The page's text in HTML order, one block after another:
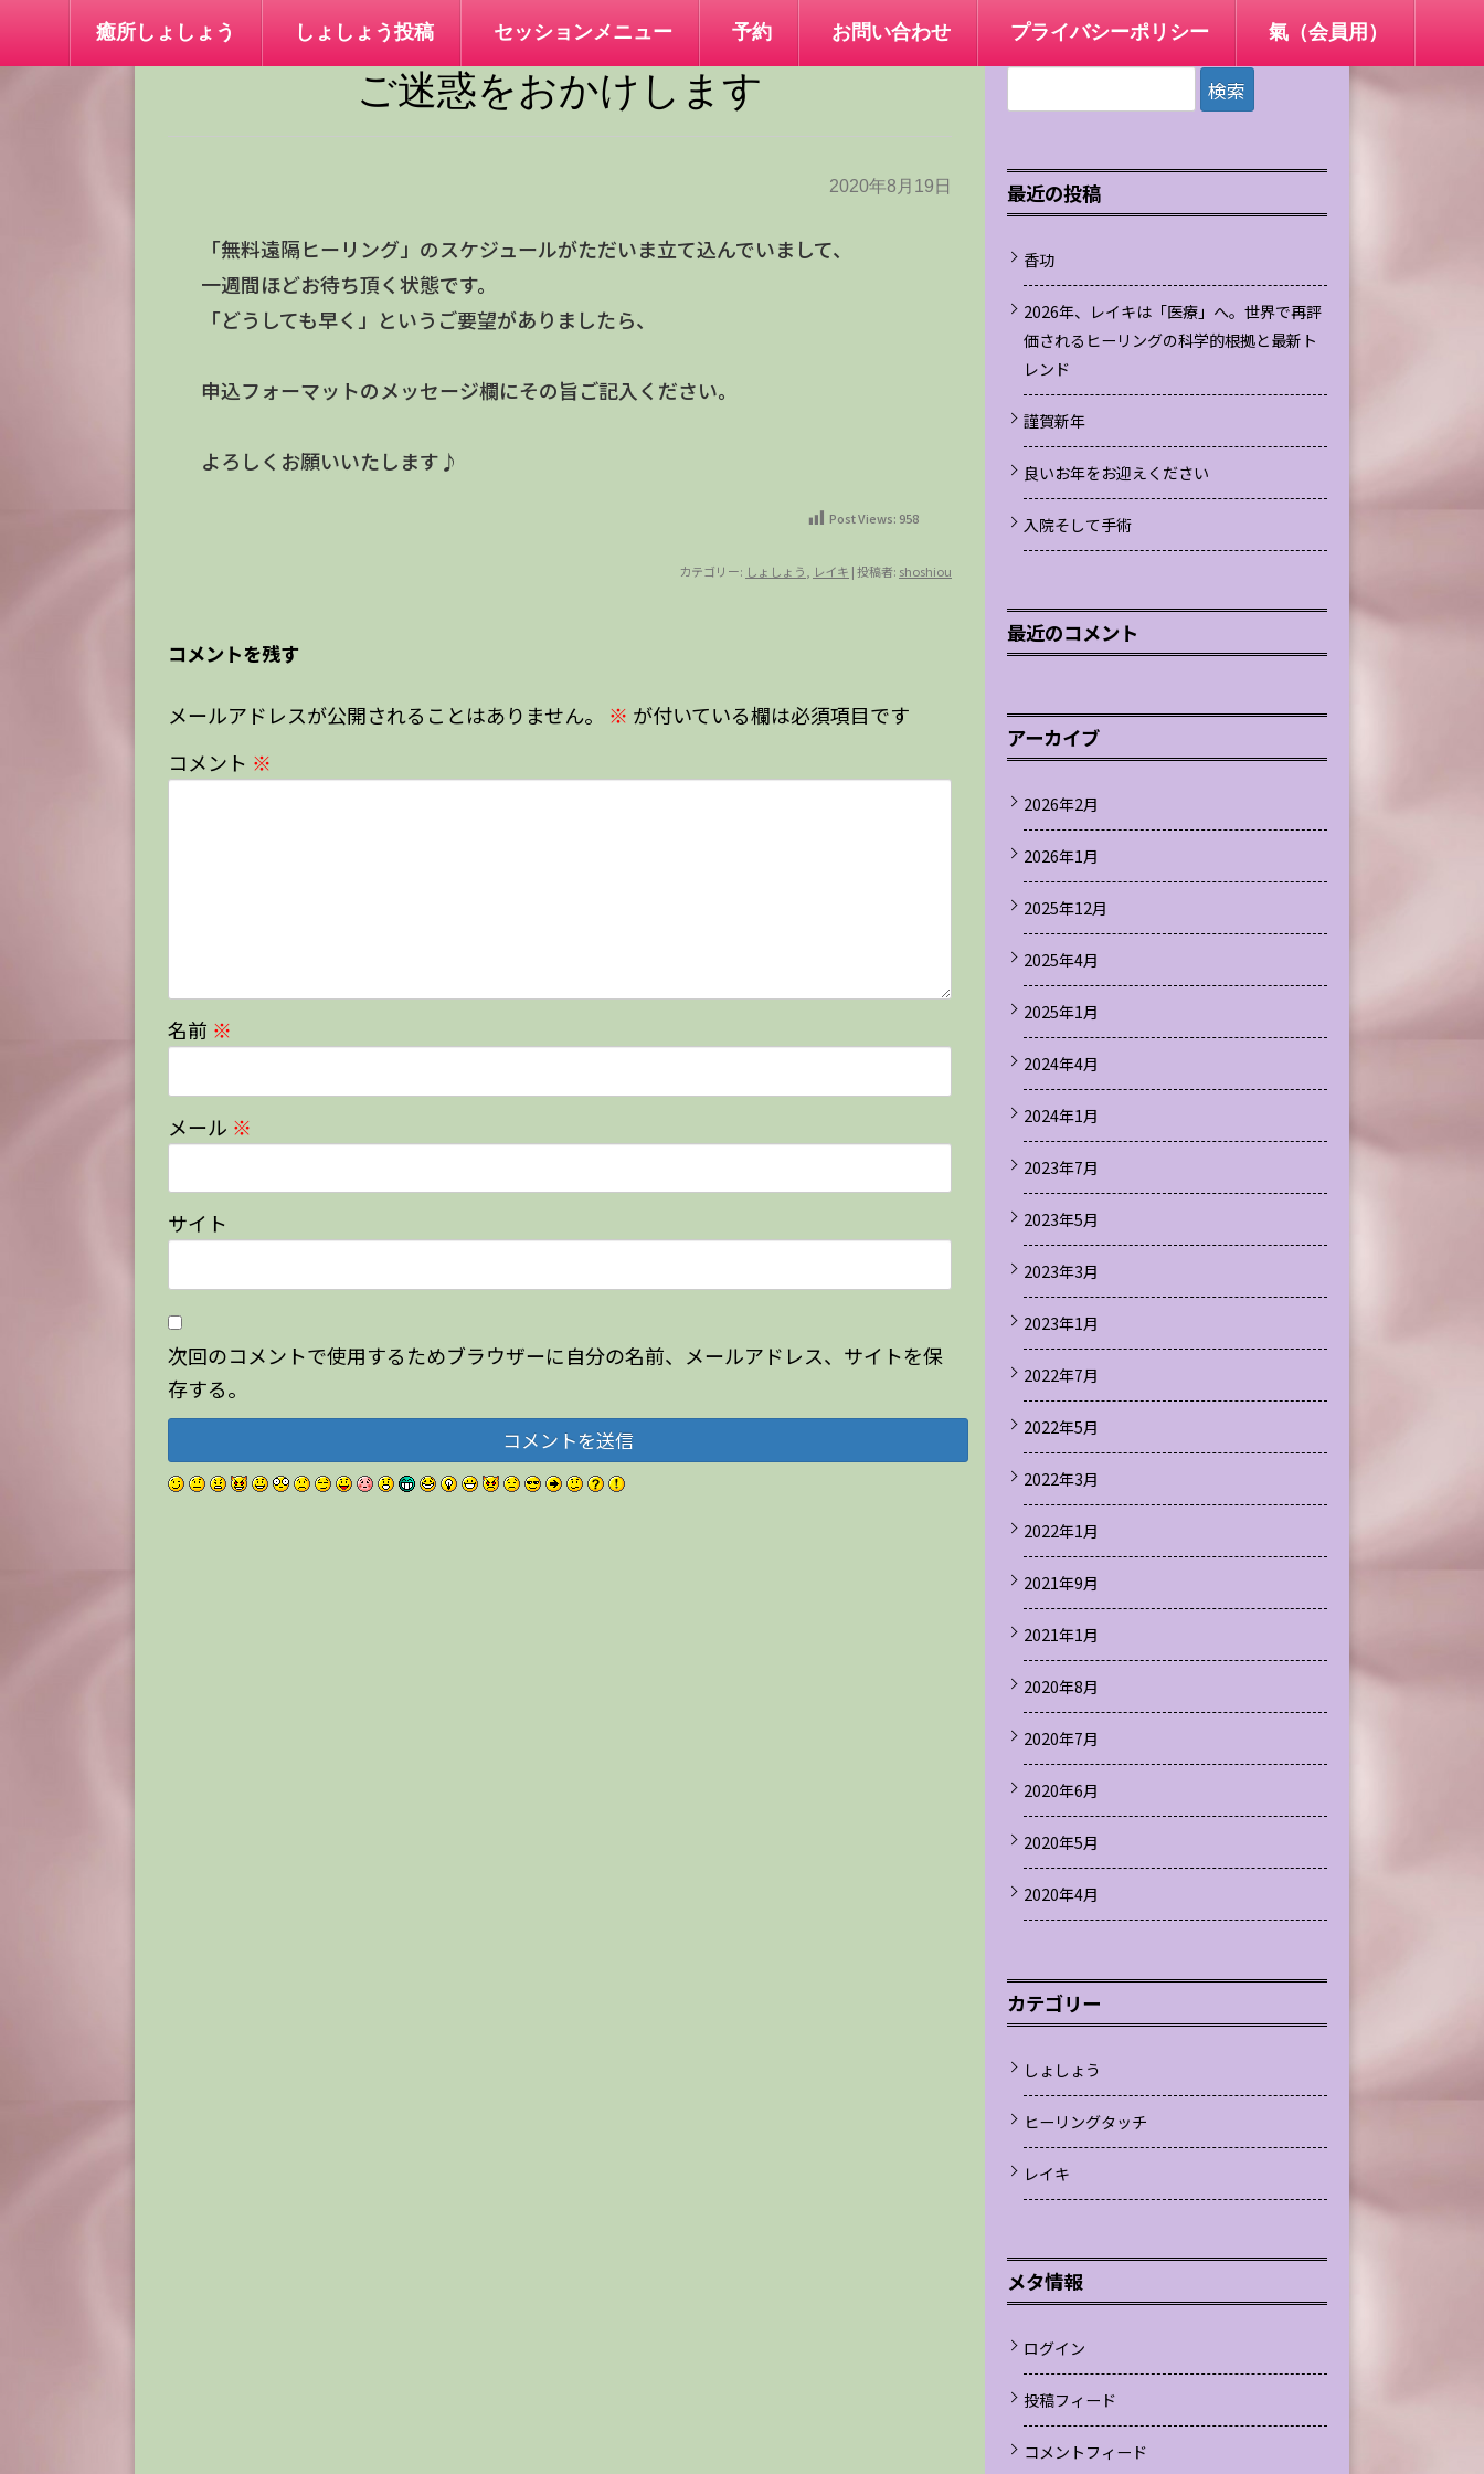
癒所しょしょう しょしょう投稿 セッションメニュー 予約 お問い合わせ プライバシーポリシー 氣（会員用）
ご迷惑をおかけします
2020年8月19日
「無料遠隔ヒーリング」のスケジュールがただいま立て込んでいまして、
一週間ほどお待ち頂く状態です。
「どうしても早く」というご要望がありましたら、
申込フォーマットのメッセージ欄にその旨ご記入ください。
よろしくお願いいたします♪
Post Views: 958
カテゴリー: しょしょう レイキ |投稿者: shoshiou
コメントを残す
メールアドレスが公開されることはありません。 ※ が付いている欄は必須項目です
コメント ※
名前 ※
メール ※
サイト
次回のコメントで使用するためブラウザーに自分の名前、メールアドレス、サイトを保
存する。
索:
最近の投稿
香功
2026年、レイキは「医療」へ。世界で再評
価されるヒーリングの科学的根拠と最新ト
レンド
謹賀新年
良いお年をお迎えください
入院そして手術
最近のコメント
アーカイブ
2026年2月
2026年1月
2025年12月
2025年4月
2025年1月
2024年4月
2024年1月
2023年7月
2023年5月
2023年3月
2023年1月
2022年7月
2022年5月
2022年3月
2022年1月
2021年9月
2021年1月
2020年8月
2020年7月
2020年6月
2020年5月
2020年4月
カテゴリー
しょしょう
ヒーリングタッチ
レイキ
メタ情報
ログイン
投稿フィード
コメントフィード